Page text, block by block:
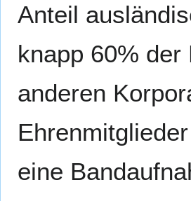
Anteil
knapp 60%
anderen
eine